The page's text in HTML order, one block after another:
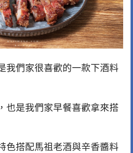
我們家很喜歡的一款下酒料
也是我們家早餐喜歡拿來搭
色搭配馬祖老酒與辛香醬料